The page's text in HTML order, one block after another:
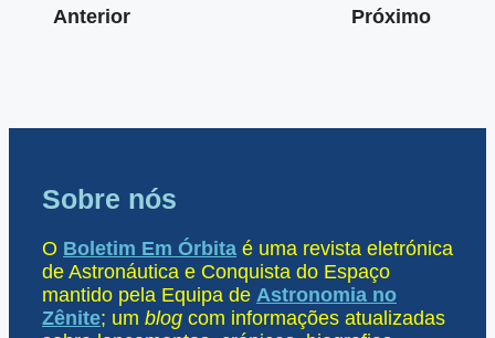
Anterior Próximo
Sobre nós
O Boletim Em Órbita é uma revista eletrónica
de Astronáutica e Conquista do Espaço
mantido pela Equipa de Astronomia no
Zênite; um blog com informações atualizadas